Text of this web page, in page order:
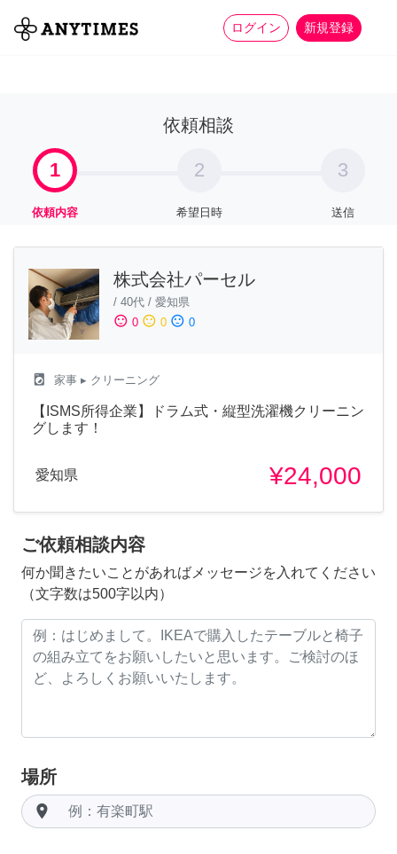
ログイン 新規登録
全て 家事 more_horiz
依頼相談
1
依頼内容
2
希望日時
3
送信
株式会社パーセル
/ 40代 / 愛知県
sentiment_satisfied 0 sentiment_neutral 0 sentiment_dissatisfied 0
local_laundry_service 家事 ▸ クリーニング
【ISMS所得企業】ドラム式・縦型洗濯機クリーニン
グします！
愛知県 ¥24,000
ご依頼相談内容
何か聞きたいことがあればメッセージを入れてください
（文字数は500字以内）
場所
room